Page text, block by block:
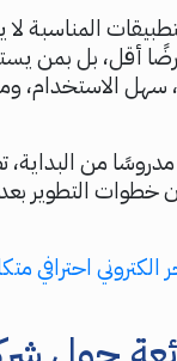
المناسبة
أقل، بل بمن
سهل الاستخدام،
من
التطوير بعد
الكتروني احترافي